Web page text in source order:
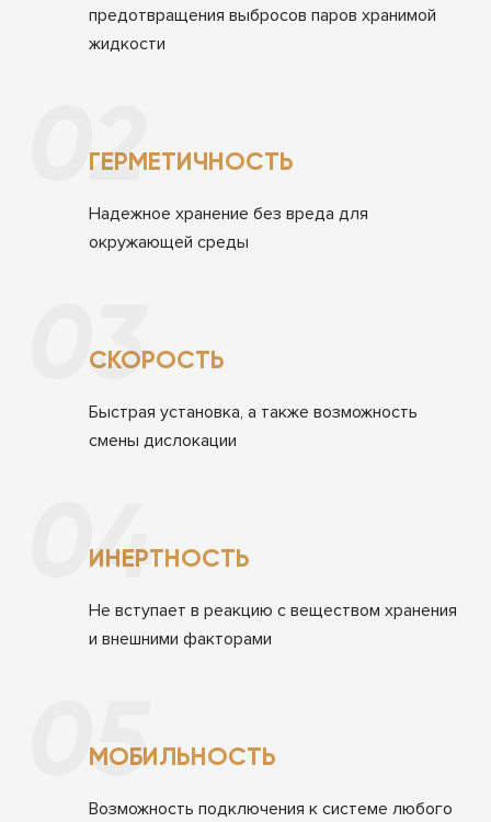
предотвращения выбросов паров хранимой
жидкости
02
ГЕРМЕТИЧНОСТЬ
Надежное хранение без вреда для
окружающей среды
03
СКОРОСТЬ
Быстрая установка, а также возможность
смены дислокации
04
ИНЕРТНОСТЬ
Не вступает в реакцию с веществом хранения
и внешними факторами
05
МОБИЛЬНОСТЬ
Возможность подключения к системе любого